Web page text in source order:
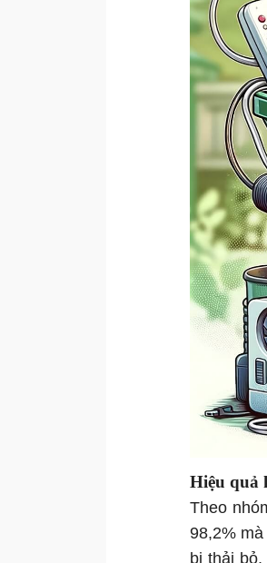
Hiệu quả
Theo
98,2%
bị thải